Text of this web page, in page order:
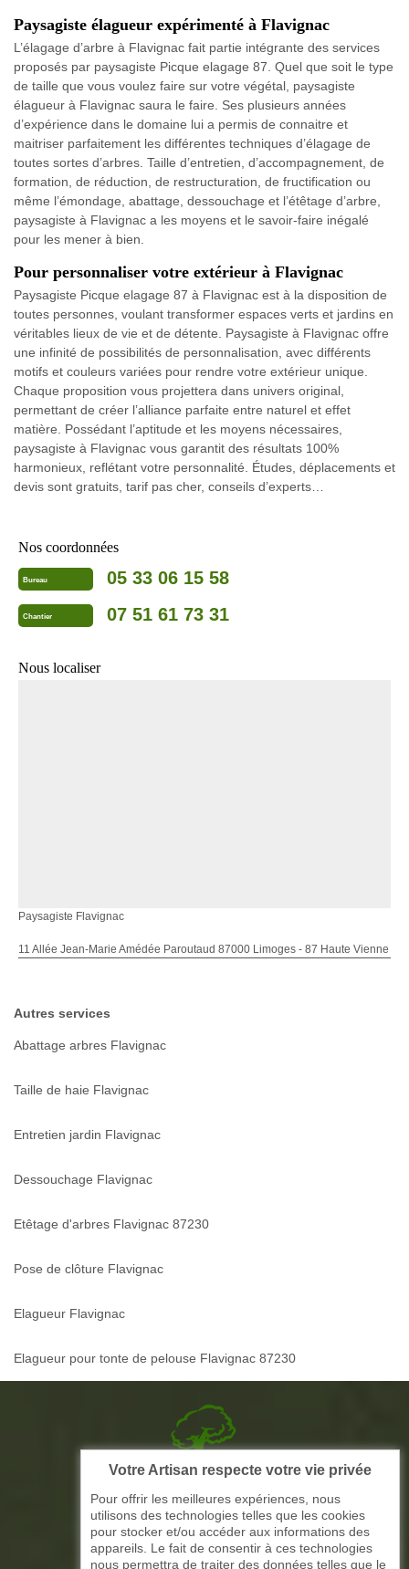
Paysagiste élagueur expérimenté à Flavignac
L’élagage d’arbre à Flavignac fait partie intégrante des services
proposés par paysagiste Picque elagage 87. Quel que soit le type
de taille que vous voulez faire sur votre végétal, paysagiste
élagueur à Flavignac saura le faire. Ses plusieurs années
d’expérience dans le domaine lui a permis de connaitre et
maitriser parfaitement les différentes techniques d’élagage de
toutes sortes d’arbres. Taille d’entretien, d’accompagnement, de
formation, de réduction, de restructuration, de fructification ou
même l’émondage, abattage, dessouchage et l’étêtage d’arbre,
paysagiste à Flavignac a les moyens et le savoir-faire inégalé
pour les mener à bien.
Pour personnaliser votre extérieur à Flavignac
Paysagiste Picque elagage 87 à Flavignac est à la disposition de
toutes personnes, voulant transformer espaces verts et jardins en
véritables lieux de vie et de détente. Paysagiste à Flavignac offre
une infinité de possibilités de personnalisation, avec différents
motifs et couleurs variées pour rendre votre extérieur unique.
Chaque proposition vous projettera dans univers original,
permettant de créer l’alliance parfaite entre naturel et effet
matière. Possédant l’aptitude et les moyens nécessaires,
paysagiste à Flavignac vous garantit des résultats 100%
harmonieux, reflétant votre personnalité. Études, déplacements et
devis sont gratuits, tarif pas cher, conseils d’experts…
Nos coordonnées
Bureau 05 33 06 15 58
Chantier 07 51 61 73 31
Nous localiser
Paysagiste Flavignac
11 Allée Jean-Marie Amédée Paroutaud 87000 Limoges - 87 Haute Vienne
Autres services
Abattage arbres Flavignac
Taille de haie Flavignac
Entretien jardin Flavignac
Dessouchage Flavignac
Etêtage d'arbres Flavignac 87230
Pose de clôture Flavignac
Elagueur Flavignac
Elagueur pour tonte de pelouse Flavignac 87230
Picque elagage 87
ARTISAN ELAGAGE ET PAYSAGISTE
Votre Artisan respecte votre vie privée
Pour offrir les meilleures expériences, nous
utilisons des technologies telles que les cookies
pour stocker et/ou accéder aux informations des
appareils. Le fait de consentir à ces technologies
nous permettra de traiter des données telles que le